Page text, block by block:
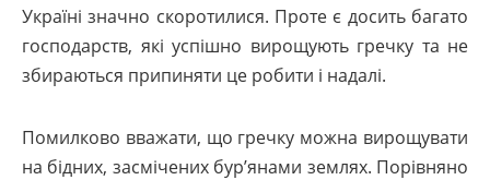
Україні значно скоротилися. Проте є досить багато
господарств, які успішно вирощують гречку та не
збираються припиняти це робити і надалі.
Помилково вважати, що гречку можна вирощувати
на бідних, засмічених бур’янами землях. Порівняно